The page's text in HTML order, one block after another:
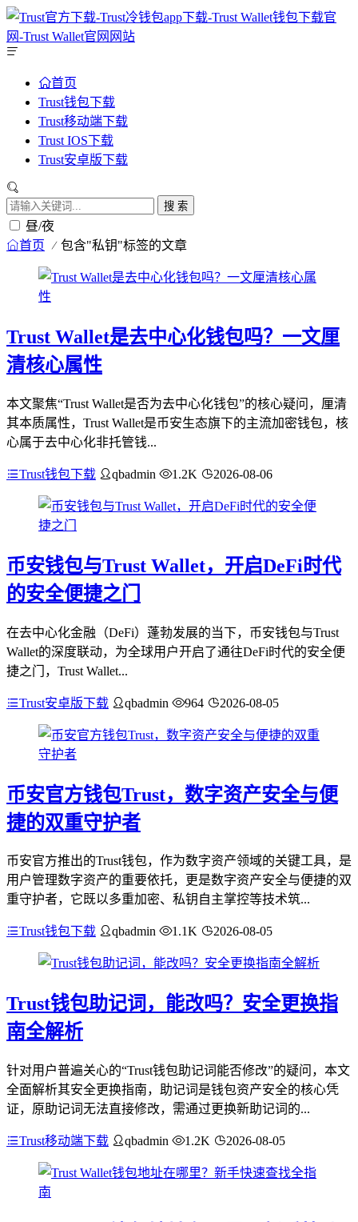
首页
Trust钱包下载
Trust移动端下载
Trust IOS下载
Trust安卓版下载
搜 索
昼/夜
首页 包含"私钥"标签的文章
Trust Wallet是去中心化钱包吗？一文厘
清核心属性
本文聚焦“Trust Wallet是否为去中心化钱包”的核心疑问，厘清
其本质属性，Trust Wallet是币安生态旗下的主流加密钱包，核
心属于去中心化非托管钱...
Trust钱包下载 qbadmin 1.2K 2026-08-06
币安钱包与Trust Wallet，开启DeFi时代
的安全便捷之门
在去中心化金融（DeFi）蓬勃发展的当下，币安钱包与Trust
Wallet的深度联动，为全球用户开启了通往DeFi时代的安全便
捷之门，Trust Wallet...
Trust安卓版下载 qbadmin 964 2026-08-05
币安官方钱包Trust，数字资产安全与便
捷的双重守护者
币安官方推出的Trust钱包，作为数字资产领域的关键工具，是
用户管理数字资产的重要依托，更是数字资产安全与便捷的双
重守护者，它既以多重加密、私钥自主掌控等技术筑...
Trust钱包下载 qbadmin 1.1K 2026-08-05
Trust钱包助记词，能改吗？安全更换指
南全解析
针对用户普遍关心的“Trust钱包助记词能否修改”的疑问，本文
全面解析其安全更换指南，助记词是钱包资产安全的核心凭
证，原助记词无法直接修改，需通过更换新助记词的...
Trust移动端下载 qbadmin 1.2K 2026-08-05